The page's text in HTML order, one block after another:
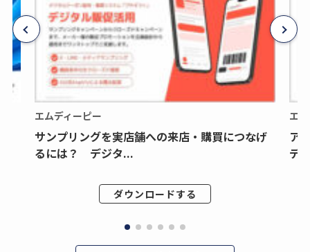
エムディーピー
サンプリングを実店舗への来店・購買につなげ
るには？ デジタ...
ダウンロードする
エ
ア
デ